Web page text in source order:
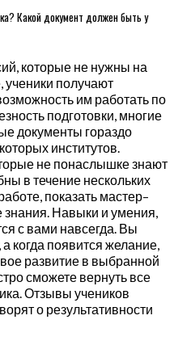
Какой документ должен быть у
которые не нужны на
ученики получают
им работать по
подготовки, многие
документы гораздо
институтов.
не понаслышке знают
в течение нескольких
показать мастер–
Навыки и умения,
с вами навсегда. Вы
когда появится желание,
развитие в выбранной
сможете вернуть все
Отзывы учеников
о результативности